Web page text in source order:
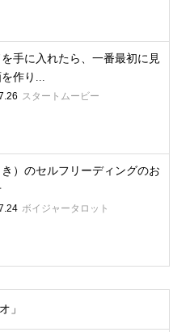
手に入れたら、一番最初に見
作り...
スタートムービー
）のセルフリーディングのお
ボイジャータロット
」